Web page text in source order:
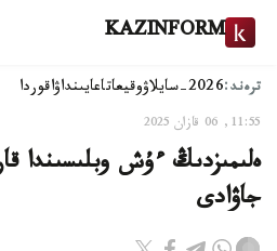
KAZINFORM
ترەند:2026-سايلاۋ وقيعاتاعايىنداۋاقوردا
11:55, 06 قازان 2025
ەلىمىزدىڭ ءۇش وبلىسىندا
جاۋادى